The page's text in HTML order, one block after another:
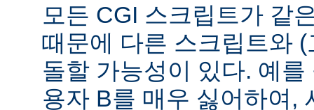
모든 CGI 스크립트가 같
때문에 다른 스크립트와
돌할 가능성이 있다. 예
용자 B를 매우 싫어하여,